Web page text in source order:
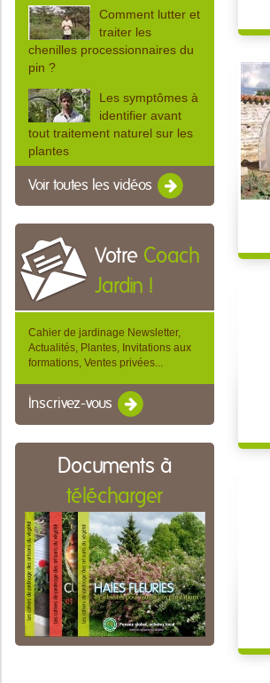
Comment lutter et
traiter les
chenilles processionnaires du
pin ?
Les symptômes à
identifier avant
tout traitement naturel sur les
plantes
Voir toutes les vidéos
Votre Coach
Jardin !
Cahier de jardinage Newsletter,
Actualités, Plantes, Invitations aux
formations, Ventes privées...
Inscrivez-vous
Documents à
télécharger